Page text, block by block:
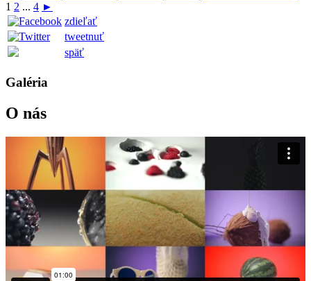
1 2 ... 4 ►
zdieľať
tweetnuť
späť
Galéria
O nás